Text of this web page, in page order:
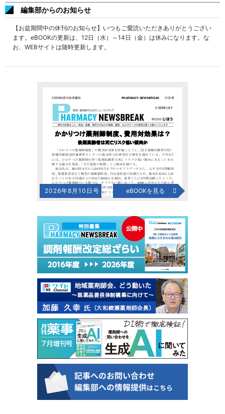
編集部からのお知らせ
【お盆期間中の休刊のお知らせ】いつもご愛読いただきありがとうござい
ます。eBOOKの更新は、12日（水）～14日（金）は休みになります。な
お、WEBサイトは随時更新します。
2026年8月10日号 eBOOKを見る